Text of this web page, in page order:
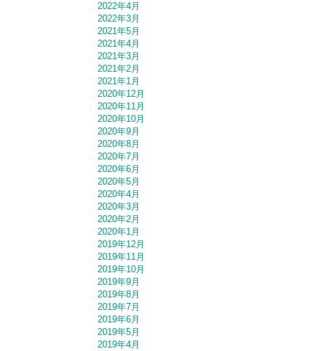
2022年4月
2022年3月
2021年5月
2021年4月
2021年3月
2021年2月
2021年1月
2020年12月
2020年11月
2020年10月
2020年9月
2020年8月
2020年7月
2020年6月
2020年5月
2020年4月
2020年3月
2020年2月
2020年1月
2019年12月
2019年11月
2019年10月
2019年9月
2019年8月
2019年7月
2019年6月
2019年5月
2019年4月